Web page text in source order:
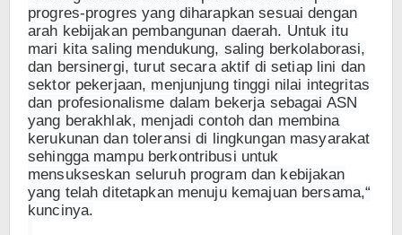
progres-progres yang diharapkan sesuai dengan
arah kebijakan pembangunan daerah. Untuk itu
mari kita saling mendukung, saling berkolaborasi,
dan bersinergi, turut secara aktif di setiap lini dan
sektor pekerjaan, menjunjung tinggi nilai integritas
dan profesionalisme dalam bekerja sebagai ASN
yang berakhlak, menjadi contoh dan membina
kerukunan dan toleransi di lingkungan masyarakat
sehingga mampu berkontribusi untuk
mensukseskan seluruh program dan kebijakan
yang telah ditetapkan menuju kemajuan bersama,“
kuncinya.